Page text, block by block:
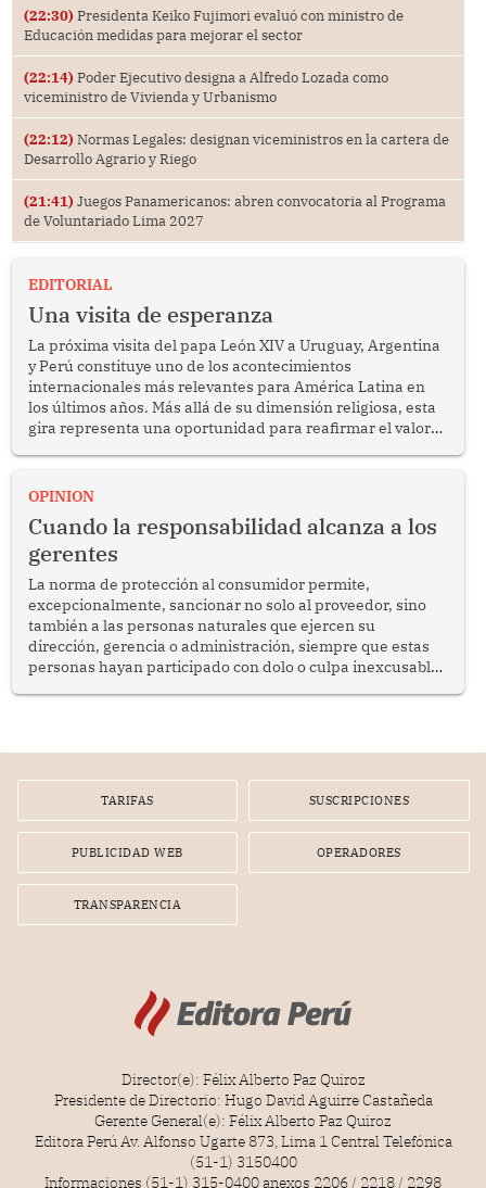
(22:30) Presidenta Keiko Fujimori evaluó con ministro de
Educación medidas para mejorar el sector
(22:14) Poder Ejecutivo designa a Alfredo Lozada como
viceministro de Vivienda y Urbanismo
(22:12) Normas Legales: designan viceministros en la cartera de
Desarrollo Agrario y Riego
(21:41) Juegos Panamericanos: abren convocatoria al Programa
de Voluntariado Lima 2027
EDITORIAL
Una visita de esperanza
La próxima visita del papa León XIV a Uruguay, Argentina
y Perú constituye uno de los acontecimientos
internacionales más relevantes para América Latina en
los últimos años. Más allá de su dimensión religiosa, esta
gira representa una oportunidad para reafirmar el valor
enfrenta desafíos en materia de desarrollo, cohesión
OPINION
Cuando la responsabilidad alcanza a los
gerentes
La norma de protección al consumidor permite,
excepcionalmente, sancionar no solo al proveedor, sino
también a las personas naturales que ejercen su
dirección, gerencia o administración, siempre que estas
personas hayan participado con dolo o culpa inexcusable
por la frustrada realización de un meet and greet con
TARIFAS SUSCRIPCIONES
PUBLICIDAD WEB OPERADORES
TRANSPARENCIA
Director(e): Félix Alberto Paz Quiroz
Presidente de Directorio: Hugo David Aguirre Castañeda
Gerente General(e): Félix Alberto Paz Quiroz
Editora Perú Av. Alfonso Ugarte 873, Lima 1 Central Telefónica
(51-1) 3150400
Informaciones (51-1) 315-0400 anexos 2206 / 2218 / 2298